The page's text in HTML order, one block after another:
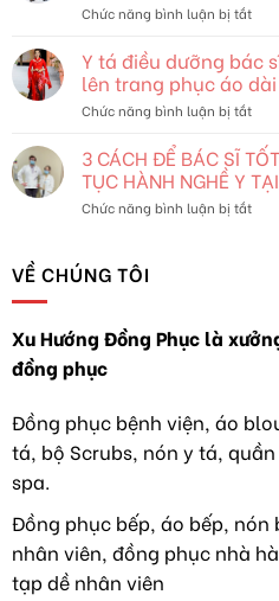
Đang
Đổi
và
quy
ước
thiết
kế
đồng
phục
Chức năng bình luận bị tắtở
tạp
dề
nhân
phục
vụ
cafe
pha
Y tá điều dưỡng bác
lên trang phục áo
Chức năng bình luận bị tắtở
tá
điều
bác
lên
như
hoa
3 CÁCH ĐỂ BÁC SĨ
TỤC HÀNH NGHỀ Y
Chức năng bình luận bị tắtở
TỐT
TIẾP
TỤC
TẠI
MỸ
VỀ CHÚNG TÔI
Xu Hướng Đồng Phục là
đồng phục
Đồng phục bệnh viện, áo
tá, bộ Scrubs, nón y tá,
spa.
Đồng phục bếp, áo bếp, nón
nhân viên, đồng phục nhà
tạp dề nhân viên